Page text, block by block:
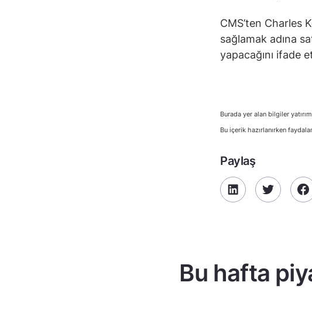
CMS’ten Charles
sağlamak adına
yapacağını ifade
Burada yer alan bilgiler
Bu içerik hazırlanırken
Paylaş
Bu hafta